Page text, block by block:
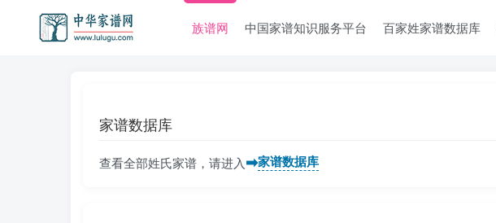
族谱网 中国家谱知识服务平台 百家姓家谱数据库
家谱数据库
查看全部姓氏家谱，请进入➡家谱数据库